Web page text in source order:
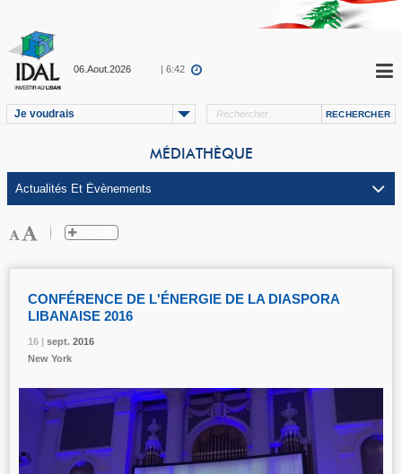
06.Aout.2026 | 6:42
Je voudrais
MÉDIATHÈQUE
16 | sept. 2016
CONFÉRENCE DE L'ÉNERGIE DE LA DIASPORA
LIBANAISE 2016
16 | sept. 2016
New York
16 | sept. 2016